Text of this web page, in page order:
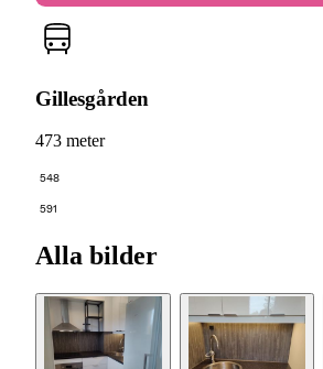
Gillesgården
473 meter
548
591
Alla bilder